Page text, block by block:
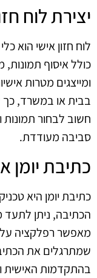
יצירת לוח
לוח חזון אישי הוא
כולל איסוף
ומייצגים מטרות
בבית או במשרד, כך
חשוב לבחור תמונות
סביבה מעודדת.
כתיבת יומן
כתיבת יומן היא
הכתיבה, ניתן לתעד
מאפשר רפלקציה על
שמתרגלים את
בהתקדמות האישית